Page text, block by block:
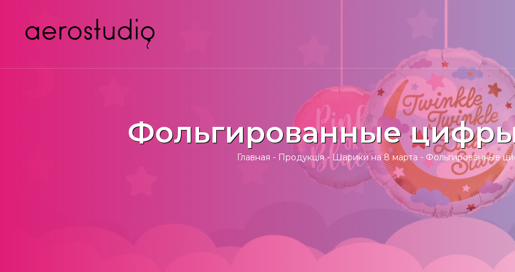
Фольгированные
Главная - Продукція- Шарики на 8 марта - Фольгированные